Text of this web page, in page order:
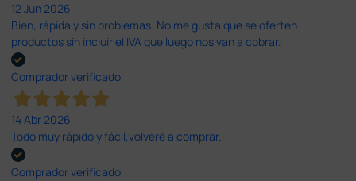
12 Jun 2026
Bien, rápida y sin problemas. No me gusta que se oferten
productos sin incluir el IVA que luego nos van a cobrar.
Comprador verificado
14 Abr 2026
Todo muy rápido y fácil,volveré a comprar.
Comprador verificado